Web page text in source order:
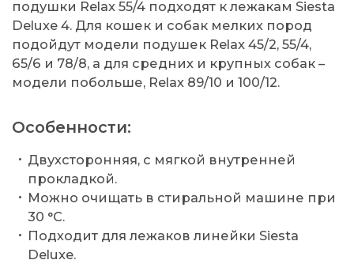
подушки Relax 55/4 подходят к лежакам Siesta
Deluxe 4. Для кошек и собак мелких пород
подойдут модели подушек Relax 45/2, 55/4,
65/6 и 78/8, а для средних и крупных собак –
модели побольше, Relax 89/10 и 100/12.
Особенности:
Двухсторонняя, с мягкой внутренней
прокладкой.
Можно очищать в стиральной машине при
30 °C.
Подходит для лежаков линейки Siesta
Deluxe.